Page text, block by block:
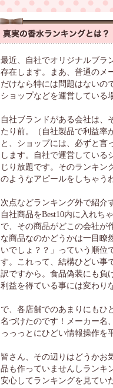
最近、自社でオリジナルブラ
存在します。まあ、普通のメ
だけなら特には問題はないの
ショップなどを運営している
自社ブランドがある会社は、
たり前。（自社製品で利益率
と、ショップには、必ずと言
します。自社で運営している
じり放題です。そのランキン
のようなアピールをしちゃう
次点などランキング外で紹介
自社商品をBest10内に入れち
で、その商品がどこの会社が
な商品なのかどうかは一目瞭
いでしょ？？」っていう順位
す。これって、結構ひどい事
訳ですから。食品偽装にも負
利益を得ている事には変わり
で、各店舗でのあまりにもひ
名づけたのです！メーカー名
っっっとにひどい情報操作を
皆さん、その辺りはどうかお
品も作っていませんしランキ
安心してランキングを見てい